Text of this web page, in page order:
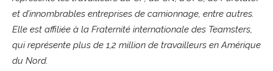
et d’innombrables entreprises de camionnage, entre autres.
Elle est affiliée à la Fraternité internationale des Teamsters,
qui représente plus de 1,2 million de travailleurs en Amérique
du Nord.